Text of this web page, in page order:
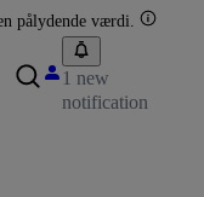
pålydende værdi.
1 new
notification